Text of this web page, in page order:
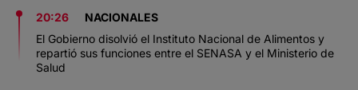
20:26
NACIONALES
El Gobierno disolvió el Instituto Nacional de Alimentos y
repartió sus funciones entre el SENASA y el Ministerio de
Salud